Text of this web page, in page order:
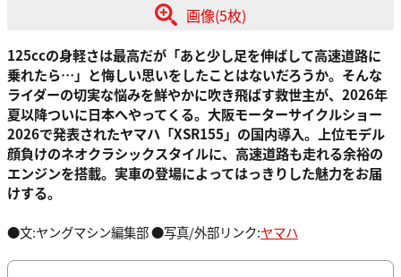
画像(5枚)
125ccの身軽さは最高だが「あと少し足を伸ばして高速道路に
乗れたら…」と悔しい思いをしたことはないだろうか。そんな
ライダーの切実な悩みを鮮やかに吹き飛ばす救世主が、2026年
夏以降ついに日本へやってくる。大阪モーターサイクルショー
2026で発表されたヤマハ「XSR155」の国内導入。上位モデル
顔負けのネオクラシックスタイルに、高速道路も走れる余裕の
エンジンを搭載。実車の登場によってはっきりした魅力をお届
けする。
●文:ヤングマシン編集部 ●写真/外部リンク:ヤマハ